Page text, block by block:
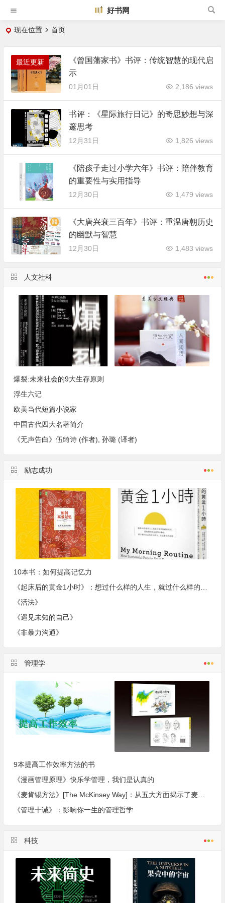
好书网
现在位置 首页
最近更新
《曾国藩家书》书评：传统智慧的现代启
示
01月01日 2,186 views
书评：《星际旅行日记》的奇思妙想与深
邃思考
12月31日 1,826 views
《陪孩子走过小学六年》书评：陪伴教育
的重要性与实用指导
12月30日 1,479 views
《大唐兴衰三百年》书评：重温唐朝历史
的幽默与智慧
12月30日 1,483 views
人文社科
爆裂:未来社会的9大生存原则
浮生六记
欧美当代短篇小说家
中国古代四大名著简介
《无声告白》伍绮诗 (作者), 孙璐 (译者)
励志成功
10本书：如何提高记忆力
《活法》
《遇见未知的自己》
《非暴力沟通》
管理学
9本提高工作效率方法的书
《漫画管理原理》快乐学管理，我们是认真的
《麦肯锡方法》[The McKinsey Way]：从五大方面揭示了麦肯锡工作的小窍门
《管理十诫》：影响你一生的管理哲学
科技